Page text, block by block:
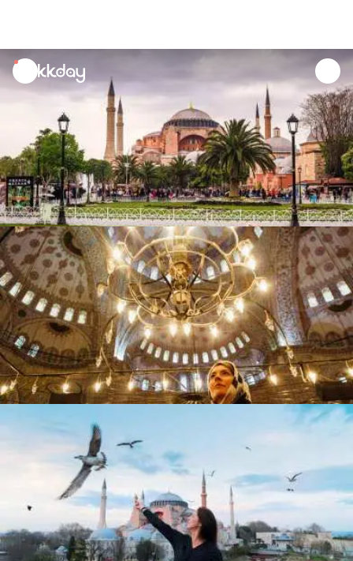
unread
notifications